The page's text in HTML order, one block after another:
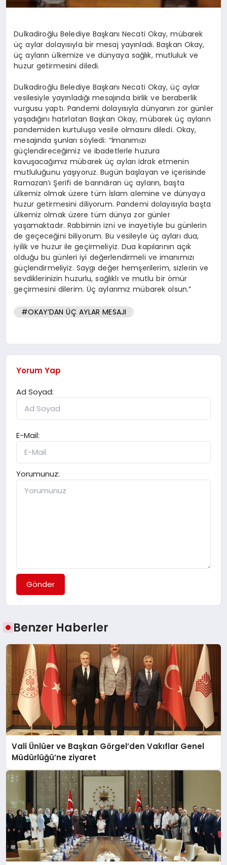
Dulkadiroğlu Belediye Başkanı Necati Okay, mübarek
üç aylar dolayısıyla bir mesaj yayınladı. Başkan Okay,
üç ayların ülkemize ve dünyaya sağlık, mutluluk ve
huzur getirmesini diledi.
Dulkadiroğlu Belediye Başkanı Necati Okay, üç aylar
vesilesiyle yayınladığı mesajında birlik ve beraberlik
vurgusu yaptı. Pandemi dolayısıyla dünyanın zor günler
yaşadığını hatırlatan Başkan Okay, mübarek üç ayların
pandemiden kurtuluşa vesile olmasını diledi. Okay,
mesajında şunları söyledi: “İmanımızı
güçlendireceğimiz ve ibadetlerle huzura
kavuşacağımız mübarek üç ayları idrak etmenin
mutluluğunu yaşıyoruz. Bugün başlayan ve içerisinde
Ramazan’ı Şerifi de barındıran üç ayların, başta
ülkemiz olmak üzere tüm İslam alemine ve dünyaya
huzur getirmesini diliyorum. Pandemi dolayısıyla başta
ülkemiz olmak üzere tüm dünya zor günler
yaşamaktadır. Rabbimin izni ve inayetiyle bu günlerin
de geçeceğini biliyorum. Bu vesileyle üç ayları dua,
iyilik ve huzur ile geçirmeliyiz. Dua kapılarının açık
olduğu bu günleri iyi değerlendirmeli ve imanımızı
güçlendirmeliyiz. Saygı değer hemşerilerim, sizlerin ve
sevdiklerinizin huzurlu, sağlıklı ve mutlu bir ömür
geçirmesini dilerim. Üç aylarımız mübarek olsun.”
#OKAY’DAN ÜÇ AYLAR MESAJI
Yorum Yap
Ad Soyad:
E-Mail:
Yorumunuz:
Gönder
Benzer Haberler
Vali Ünlüer ve Başkan Görgel’den Vakıflar Genel
Müdürlüğü’ne ziyaret